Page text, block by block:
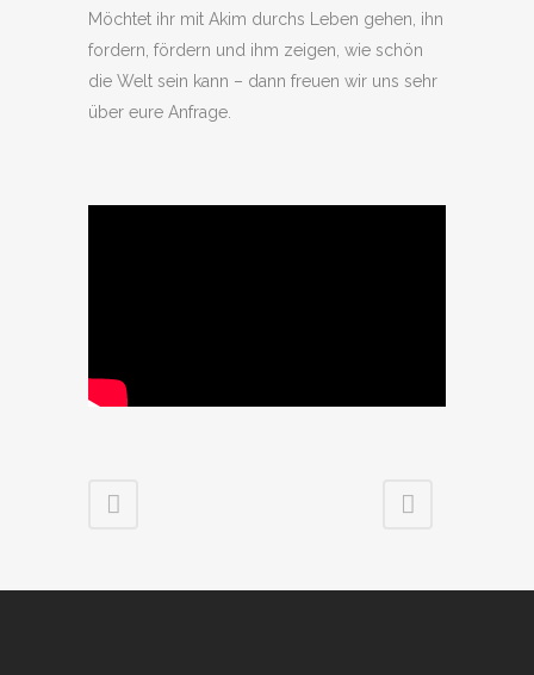
Möchtet ihr mit Akim durchs Leben gehen, ihn
fordern, fördern und ihm zeigen, wie schön
die Welt sein kann – dann freuen wir uns sehr
über eure Anfrage.